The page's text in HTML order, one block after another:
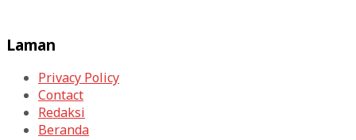
Laman
Privacy Policy
Contact
Redaksi
Beranda